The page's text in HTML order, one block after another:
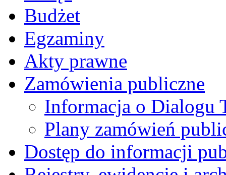
Budżet
Egzaminy
Akty prawne
Zamówienia publiczne
Informacja o Dialogu
Plany zamówień
Dostęp do informacji